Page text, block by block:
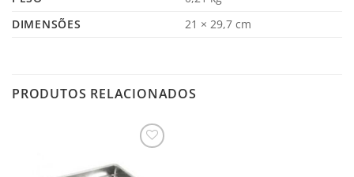
DIMENSÕES
21 × 29,7 cm
PRODUTOS RELACIONADOS